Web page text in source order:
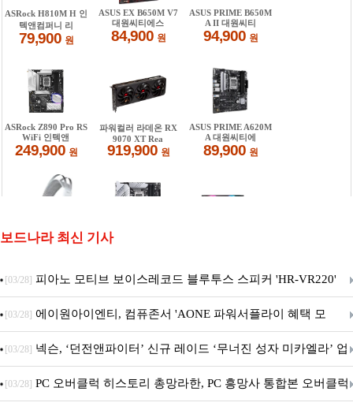
보드나라 최신 기사
[03/28] 피아노 모티브 보이스레코드 블루투스 스피커 'HR-VR220'
출시
[03/28] 에이원아이엔티, 컴퓨존서 'AONE 파워서플라이 혜택 모
음.ZIP' 이벤트 진행
[03/28] 넥슨, ‘던전앤파이터’ 신규 레이드 ‘무너진 성자 미카엘라’ 업
데이트!
[03/28] PC 오버클럭 히스토리 총망라한, PC 흥망사 통합본 오버클럭